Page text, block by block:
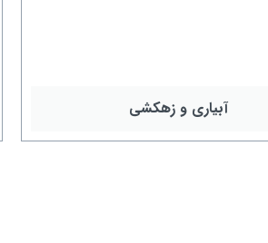
آبیاری و زهکشی